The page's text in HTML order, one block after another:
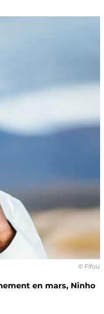
© Fifou
en mars, Ninho